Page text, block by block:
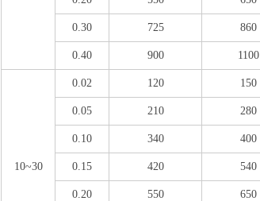
0.30 725 860
0.40 900 1100
10~30
0.02 120 150
0.05 210 280
0.10 340 400
0.15 420 540
0.20 550 650